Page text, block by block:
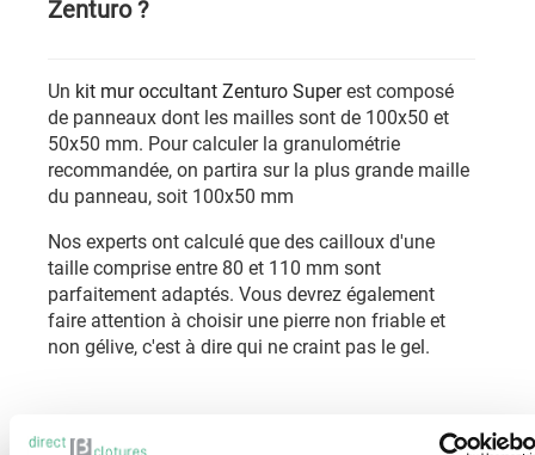
Zenturo ?
Un kit mur occultant Zenturo Superest composé
de panneaux dont les mailles sont de 100x50 et
50x50 mm. Pour calculer la granulométrie
recommandée, on partira sur la plus grande maille
du panneau, soit 100x50 mm
Nos experts ont calculé que des cailloux d'une
taille comprise entre 80 et 110 mm sont
parfaitement adaptés. Vous devrez également
faire attention à choisir une pierre non friable et
non gélive, c'est à dire qui ne craint pas le gel.